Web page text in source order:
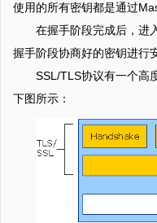
使用的所有密钥都是通过
在握手阶段完成后，进
握手阶段协商好的密钥进行
SSL/TLS协议有一个高
下图所示：